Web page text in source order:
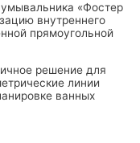
«Фостер
внутреннего
прямоугольной
решение для
линии
ванных